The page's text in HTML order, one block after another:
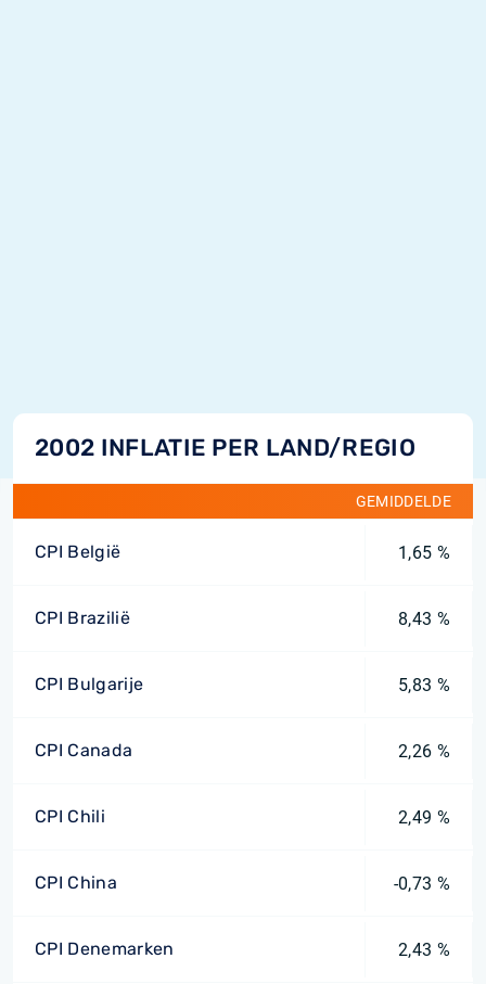
2002 INFLATIE PER LAND/REGIO
GEMIDDELDE
CPI België 1,65 %
CPI Brazilië 8,43 %
CPI Bulgarije 5,83 %
CPI Canada 2,26 %
CPI Chili 2,49 %
CPI China -0,73 %
CPI Denemarken 2,43 %